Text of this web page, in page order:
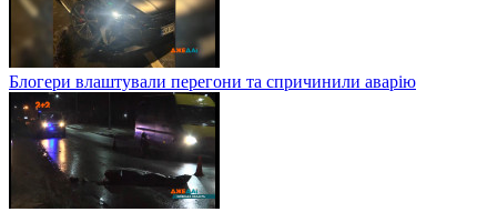
Блогери влаштували перегони та спричинили аварію